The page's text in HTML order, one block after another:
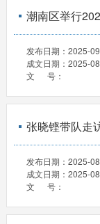
潮南区举行
发布日期： 2025-
成文日期： 2025-
文 号：
张晓铿带队走
发布日期： 2025-
成文日期： 2025-
文 号：